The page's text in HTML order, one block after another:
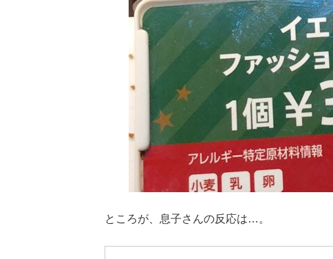
ところが、息子さんの反応は…。